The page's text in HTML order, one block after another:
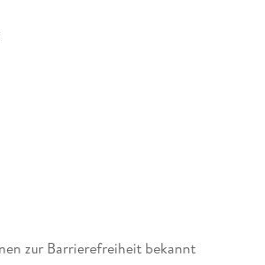
zur Barrierefreiheit bekannt